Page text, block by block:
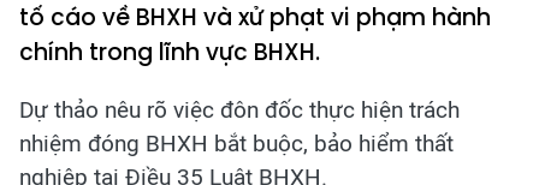
tố cáo về BHXH và xử phạt vi phạm hành
chính trong lĩnh vực BHXH.
Dự thảo nêu rõ việc đôn đốc thực hiện trách
nhiệm đóng BHXH bắt buộc, bảo hiểm thất
nghiệp tại Điều 35 Luật BHXH.